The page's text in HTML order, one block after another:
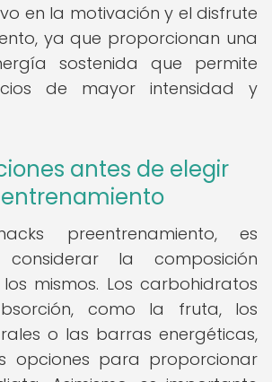
en la motivación y el disfrute
ya que proporcionan una
sostenida que permite
de mayor intensidad y
antes de elegir
preentrenamiento, es
considerar la composición
mismos. Los carbohidratos
como la fruta, los
o las barras energéticas,
opciones para proporcionar